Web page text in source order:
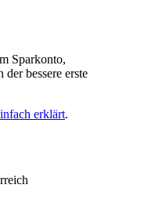
Sparkonto,
bessere erste
erklärt.